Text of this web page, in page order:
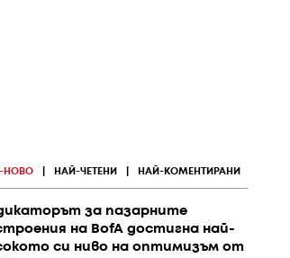
НОВО НАЙ-ЧЕТЕНИ НАЙ-КОМЕНТИРАНИ
за пазарните
на BofA достигна най-
си ниво на оптимизъм от